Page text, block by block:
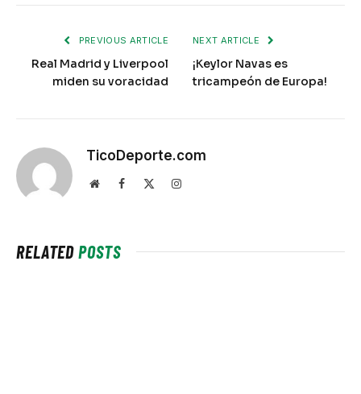
PREVIOUS ARTICLE
Real Madrid y Liverpool
miden su voracidad
NEXT ARTICLE
¡Keylor Navas es
tricampeón de Europa!
TicoDeporte.com
WebsiteFacebook Instagram
RELATEDPOSTS